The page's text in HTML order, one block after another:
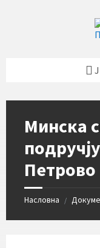
Минска
Петрово
Насловна /